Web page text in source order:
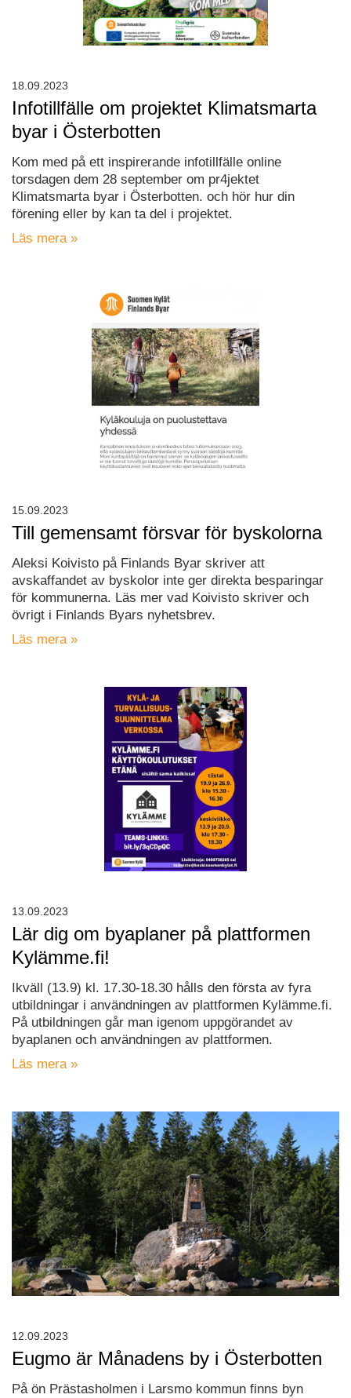
Infotillfälle om projektet Klimatsmarta
byar i Österbotten
Kom med på ett inspirerande infotillfälle online
torsdagen dem 28 september om pr4jektet
Klimatsmarta byar i Österbotten. och hör hur din
förening eller by kan ta del i projektet.
Läs mera »
18.09.2023
Till gemensamt försvar för byskolorna
Aleksi Koivisto på Finlands Byar skriver att
avskaffandet av byskolor inte ger direkta besparingar
för kommunerna. Läs mer vad Koivisto skriver och
övrigt i Finlands Byars nyhetsbrev.
Läs mera »
15.09.2023
Lär dig om byaplaner på plattformen
Kylämme.fi!
Ikväll (13.9) kl. 17.30-18.30 hålls den första av fyra
utbildningar i användningen av plattformen Kylämme.fi.
På utbildningen går man igenom uppgörandet av
byaplanen och användningen av plattformen.
Läs mera »
13.09.2023
Eugmo är Månadens by i Österbotten
På ön Prästasholmen i Larsmo kommun finns byn
12.09.2023